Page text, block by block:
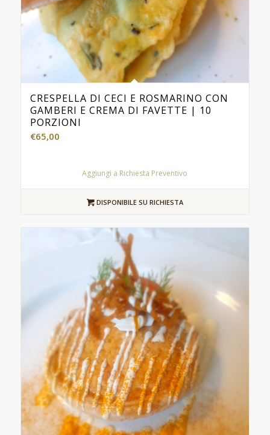
CRESPELLA DI CECI E ROSMARINO CON
GAMBERI E CREMA DI FAVETTE | 10
PORZIONI
€65,00
Aggiungi a Richiesta Preventivo
DISPONIBILE SU RICHIESTA